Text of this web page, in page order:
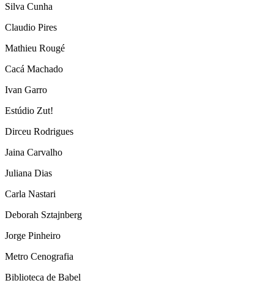
Silva Cunha
Claudio Pires
Mathieu Rougé
Cacá Machado
Ivan Garro
Estúdio Zut!
Dirceu Rodrigues
Jaina Carvalho
Juliana Dias
Carla Nastari
Deborah Sztajnberg
Jorge Pinheiro
Metro Cenografia
Biblioteca de Babel